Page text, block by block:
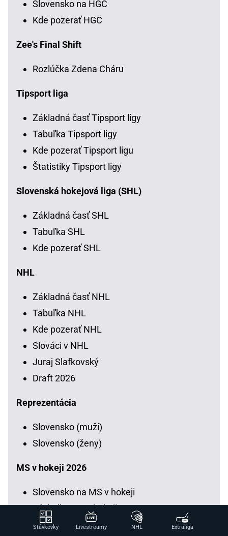
Slovensko na HGC
Kde pozerať HGC
Zee's Final Shift
Rozlúčka Zdena Cháru
Tipsport liga
Základná časť Tipsport ligy
Tabuľka Tipsport ligy
Kde pozerať Tipsport ligu
Štatistiky Tipsport ligy
Slovenská hokejová liga (SHL)
Základná časť SHL
Tabuľka SHL
Kde pozerať SHL
NHL
Základná časť NHL
Tabuľka NHL
Kde pozerať NHL
Slováci v NHL
Juraj Slafkovský
Draft 2026
Reprezentácia
Slovensko (muži)
Slovensko (ženy)
MS v hokeji 2026
Slovensko na MS v hokeji
Výsledky MS v hokeji
Tabuľky a skupiny MS v hokeji
Stávkovky Livestreamy NHL Extraliga